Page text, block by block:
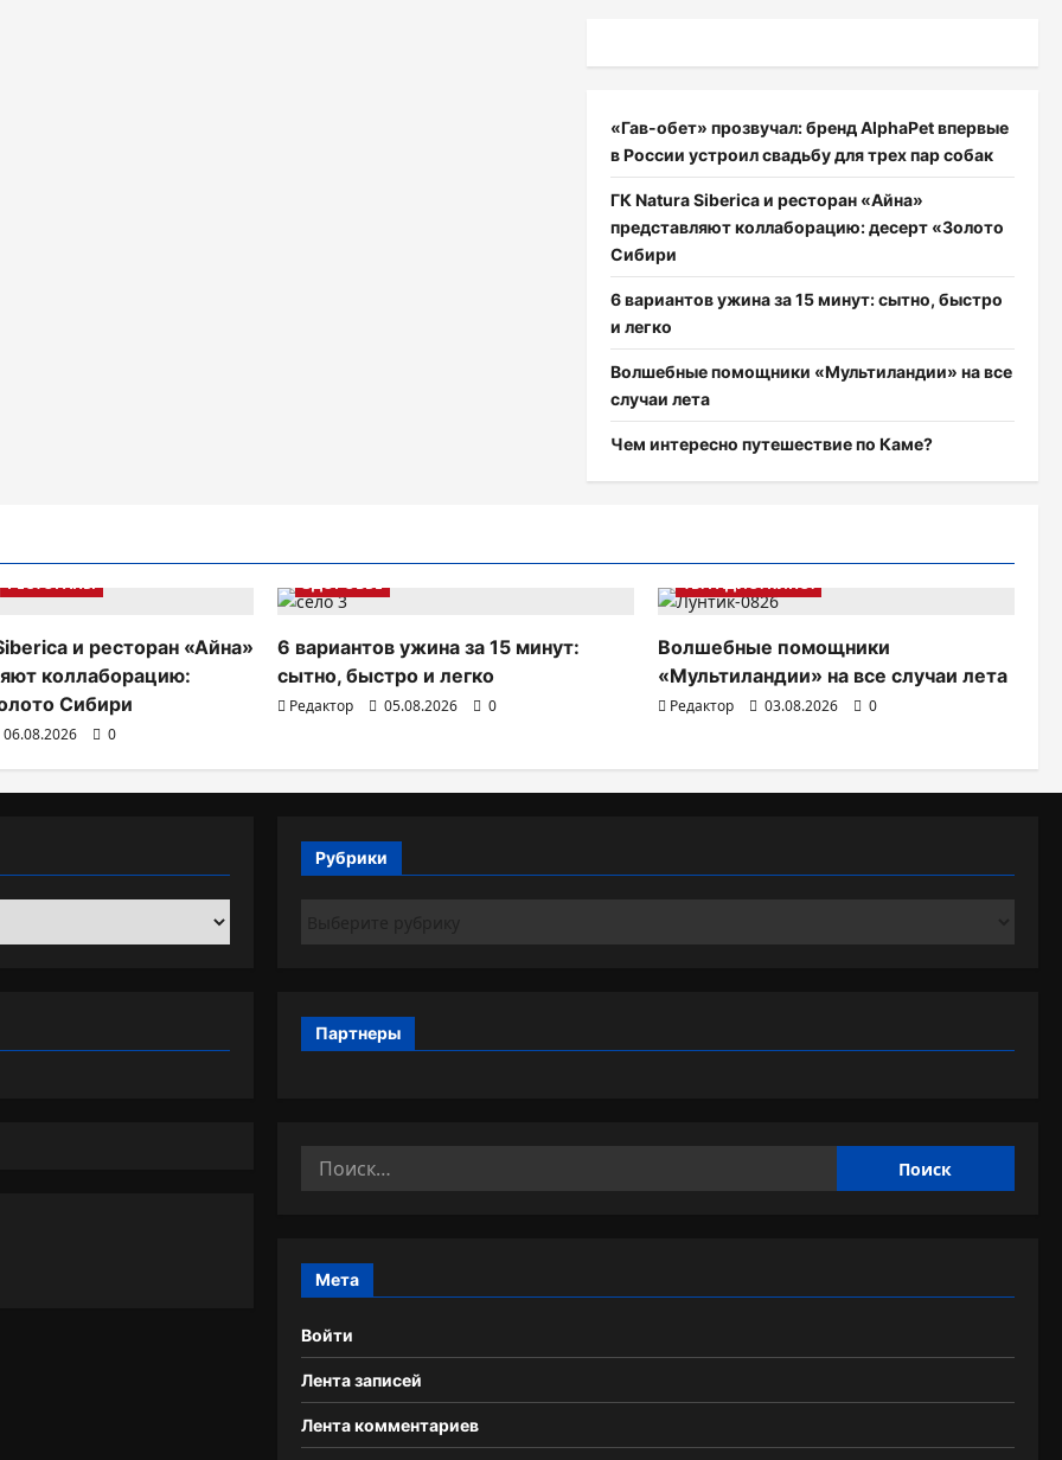
«Гав-обет» прозвучал: бренд AlphaPet впервые
в России устроил свадьбу для трех пар собак
ГК Natura Siberica и ресторан «Айна»
представляют коллаборацию: десерт «Золото
Сибири
6 вариантов ужина за 15 минут: сытно, быстро
и легко
Волшебные помощники «Мультиландии» на все
случаи лета
Чем интересно путешествие по Каме?
РЕСТОРАНЫ
и ресторан «Айна»
коллаборацию:
Сибири
06.08.2026 0
ЗДОРОВЬЕ
6 вариантов ужина за 15 минут:
сытно, быстро и легко
Редактор 05.08.2026 0
ТВ. РАДИО. КИНО.
Волшебные помощники
«Мультиландии» на все случаи лета
Редактор 03.08.2026 0
Рубрики
Партнеры
Найти:
Мета
Войти
Лента записей
Лента комментариев